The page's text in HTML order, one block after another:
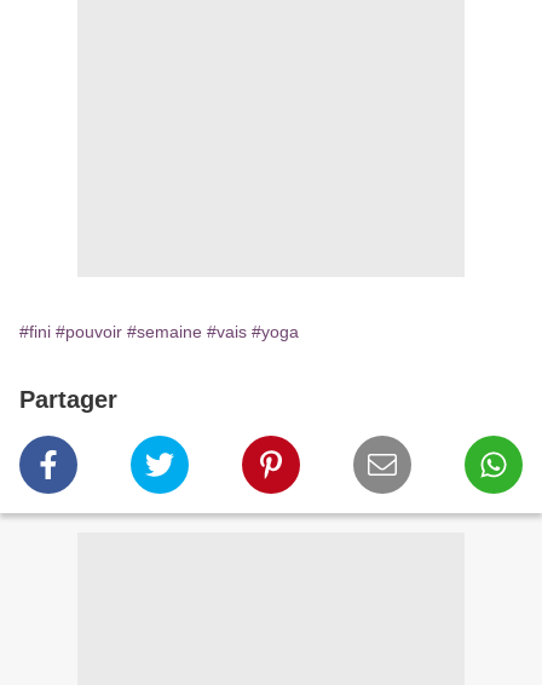
#fini #pouvoir #semaine #vais #yoga
Partager